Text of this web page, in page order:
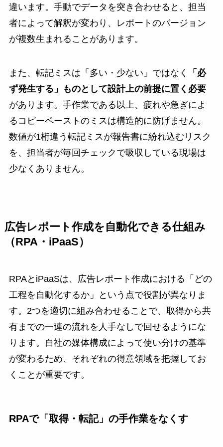
違います。手動でデータを突き合わせると、担当
者によって解釈が変わり、レポートのバージョン
が複数生まれることがあります。
また、転記ミスは「多い・少ない」ではなく
「必
ず発生する」ものとして設計上の前提に置く必要
があります。手作業である以上、疲れや急ぎによ
るコピーペーストのミスは構造的に防げません。
数値が1桁違う転記ミスが報告書に紛れ込むリスク
を、担当者が毎回チェックで吸収している現場は
少なくありません。
広告レポート作成を自動化できる仕組み
（RPA・iPaaS）
RPAとiPaaSは、広告レポート作成における「どの
工程を自動化するか」という点で役割が異なりま
す。2つを適切に組み合わせることで、取得から共
有までの一連の流れを人手なしで回せるようにな
ります。自社の媒体構成によって使い分けの基準
が変わるため、それぞれの得意領域を把握してお
くことが重要です。
RPAで「取得・転記」の手作業をなくす